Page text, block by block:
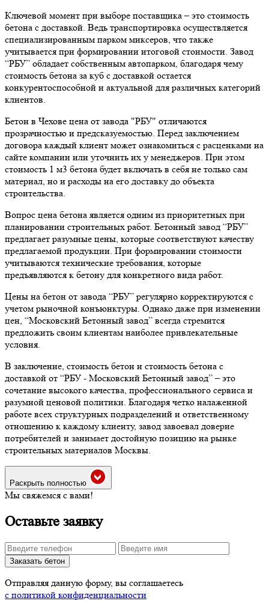
Ключевой момент при выборе поставщика – это стоимость
бетона с доставкой. Ведь транспортировка осуществляется
специализированным парком миксеров, что также
учитывается при формировании итоговой стоимости. Завод
“РБУ” обладает собственным автопарком, благодаря чему
стоимость бетона за куб с доставкой остается
конкурентоспособной и актуальной для различных категорий
клиентов.
Бетон в Чехове цена от завода "РБУ" отличаются
прозрачностью и предсказуемостью. Перед заключением
договора каждый клиент может ознакомиться с расценками на
сайте компании или уточнить их у менеджеров. При этом
стоимость 1 м3 бетона будет включать в себя не только сам
материал, но и расходы на его доставку до объекта
строительства.
Вопрос цена бетона является одним из приоритетных при
планировании строительных работ. Бетонный завод “РБУ”
предлагает разумные цены, которые соответствуют качеству
предлагаемой продукции. При формировании стоимости
учитываются технические требования, которые
предъявляются к бетону для конкретного вида работ.
Цены на бетон от завода “РБУ” регулярно корректируются с
учетом рыночной конъюнктуры. Однако даже при изменении
цен, “Московский Бетонный завод” всегда стремится
предложить своим клиентам наиболее привлекательные
условия.
В заключение, стоимость бетон и стоимость бетона с
доставкой от “РБУ - Московский Бетонный завод” – это
сочетание высокого качества, профессионального сервиса и
разумной ценовой политики. Благодаря четко налаженной
работе всех структурных подразделений и ответственному
отношению к каждому клиенту, завод завоевал доверие
потребителей и занимает достойную позицию на рынке
строительных материалов Москвы.
Раскрыть полностью
Мы свяжемся с вами!
Оставьте заявку
Заказать бетон
Отправляя данную форму, вы соглашаетесь
с политикой конфиденциальности